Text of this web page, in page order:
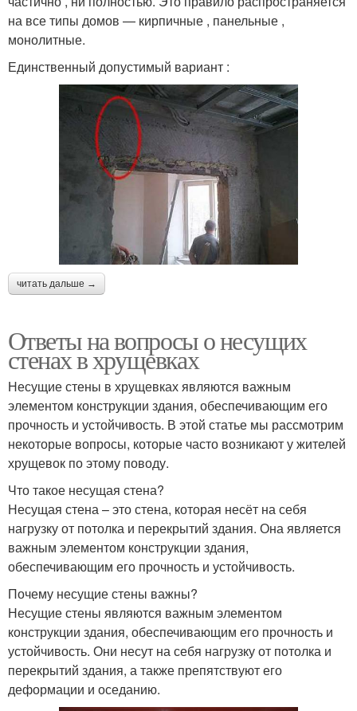
на все типы домов — кирпичные , панельные ,
монолитные.
Единственный допустимый вариант :
читать дальше →
Ответы на вопросы о несущих
стенах в хрущевках
Несущие стены в хрущевках являются важным
элементом конструкции здания, обеспечивающим его
прочность и устойчивость. В этой статье мы рассмотрим
некоторые вопросы, которые часто возникают у жителей
хрущевок по этому поводу.
Что такое несущая стена?
Несущая стена – это стена, которая несёт на себя
нагрузку от потолка и перекрытий здания. Она является
важным элементом конструкции здания,
обеспечивающим его прочность и устойчивость.
Почему несущие стены важны?
Несущие стены являются важным элементом
конструкции здания, обеспечивающим его прочность и
устойчивость. Они несут на себя нагрузку от потолка и
перекрытий здания, а также препятствуют его
деформации и оседанию.